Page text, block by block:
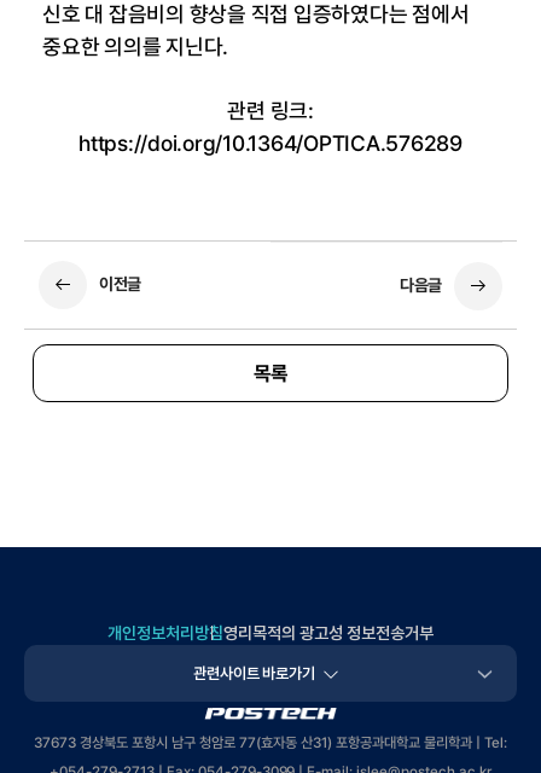
신호 대 잡음비의 향상을 직접 입증하였다는 점에서
중요한 의의를 지닌다.
관련 링크:
https://doi.org/10.1364/OPTICA.576289
이전글 다음글
목록
개인정보처리방침영리목적의 광고성 정보전송거부
관련사이트 바로가기
37673 경상북도 포항시 남구 청암로 77(효자동 산31) 포항공과대학교 물리학과 | Tel: